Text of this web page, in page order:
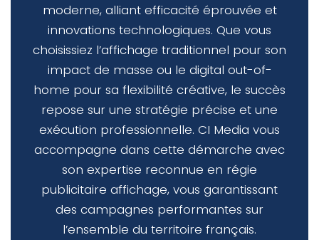
moderne, alliant efficacité éprouvée et
innovations technologiques. Que vous
choisissiez l’affichage traditionnel pour son
impact de masse ou le digital out-of-
home pour sa flexibilité créative, le succès
repose sur une stratégie précise et une
exécution professionnelle. CI Media vous
accompagne dans cette démarche avec
son expertise reconnue en régie
publicitaire affichage, vous garantissant
des campagnes performantes sur
l’ensemble du territoire français.